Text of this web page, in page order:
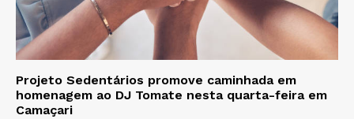
Projeto Sedentários promove caminhada em
homenagem ao DJ Tomate nesta quarta-feira em
Camaçari